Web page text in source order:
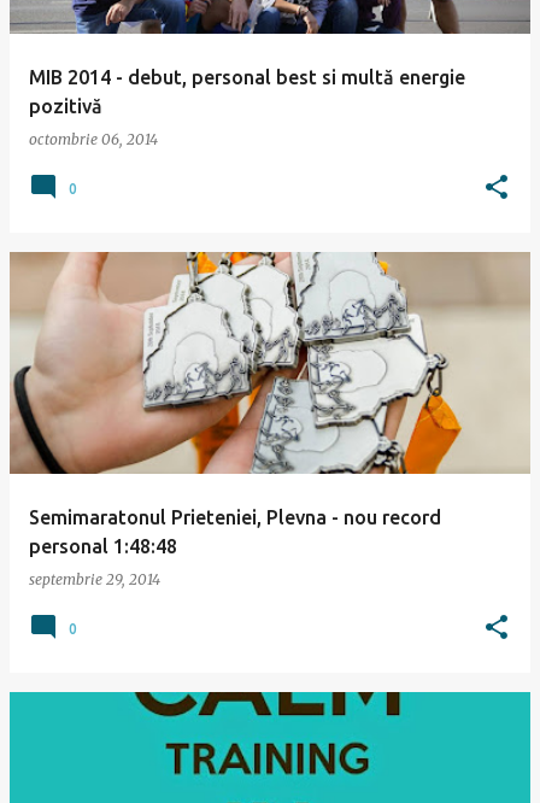
MIB 2014 - debut, personal best si multă energie
pozitivă
octombrie 06, 2014
0
Semimaratonul Prieteniei, Plevna - nou record
personal 1:48:48
septembrie 29, 2014
0